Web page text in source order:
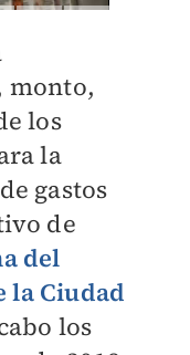
monto,
los
la
gastos
de
del
la Ciudad
los